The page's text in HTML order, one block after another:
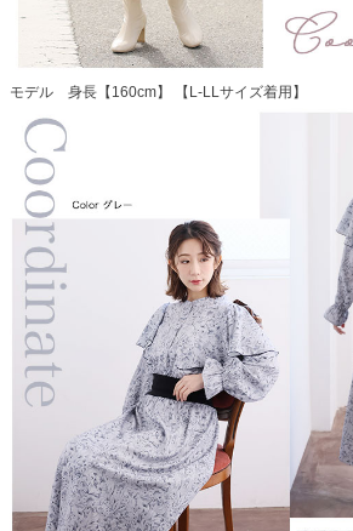
モデル 身長【160cm】 【L-LLサイズ着用】